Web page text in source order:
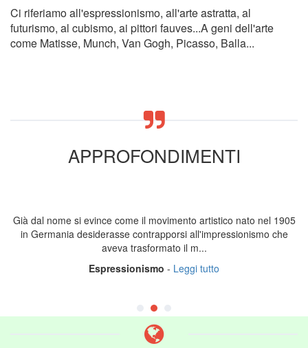
Ci riferiamo all'espressionismo, all'arte astratta, al
futurismo, al cubismo, ai pittori fauves...A geni dell'arte
come Matisse, Munch, Van Gogh, Picasso, Balla...
APPROFONDIMENTI
Già dal nome si evince come il movimento artistico nato nel 1905
in Germania desiderasse contrapporsi all'impressionismo che
aveva trasformato il m...
Espressionismo - Leggi tutto